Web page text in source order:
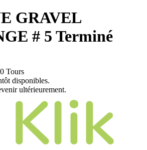
GRAVEL
# 5 Terminé
Tours
disponibles.
ultérieurement.